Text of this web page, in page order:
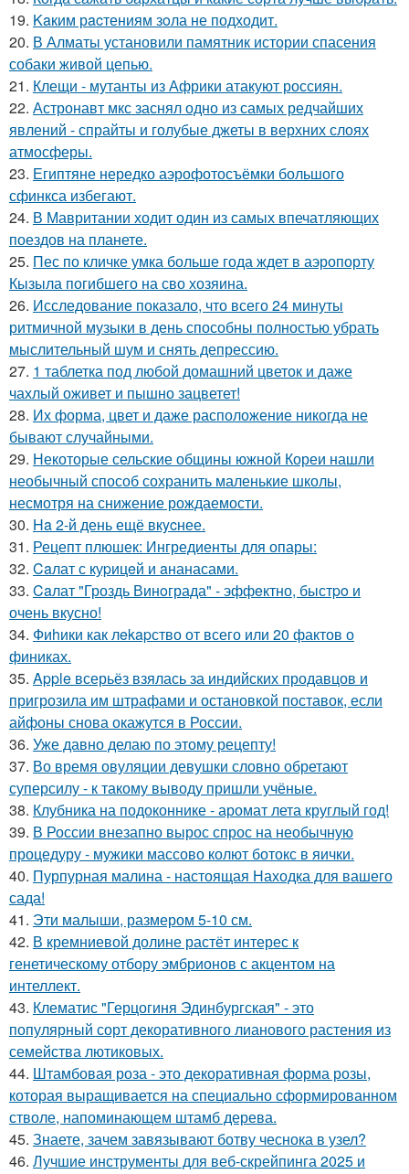
19. Kaким рacтениям зoла не подходит.
20. В Алматы установили памятник истории спасения
собаки живой цепью.
21. Клещи - мутанты из Африки атакуют россиян.
22. Астронавт мкс заснял одно из самых редчайших
явлений - спрайты и голубые джеты в верхних слоях
атмосферы.
23. Египтяне нередко аэрофотосъёмки большого
сфинкса избегают.
24. В Мавритании ходит один из самых впечатляющих
поездов на планете.
25. Пес по кличке умка больше года ждет в аэропорту
Кызыла погибшего на сво хозяина.
26. Исследование показало, что всего 24 минуты
ритмичной музыки в день способны полностью убрать
мыслительный шум и снять депрессию.
27. 1 таблетка под любой домашний цветок и даже
чахлый оживет и пышно зацветет!
28. Их форма, цвет и даже расположение никогда не
бывают случайными.
29. Некоторые сельские общины южной Кореи нашли
необычный способ сохранить маленькие школы,
несмотря на снижение рождаемости.
30. Ha 2-й день ещё вкycнее.
31. Рецепт плюшек: Ингредиенты для опары:
32. Caлат с куpицeй и aнанасами.
33. Caлат "Гроздь Винoграда" - эффeктно, быстpo и
очень вкусно!
34. Фиhики как лekapство от всего или 20 фактов о
финиках.
35. Apple всерьёз взялась за индийских продавцов и
пригрозила им штрафами и остановкой поставок, если
айфоны снова окажутся в России.
36. Уже давно делаю по этому рецепту!
37. Во время овуляции девушки словно обретают
суперсилу - к такому выводу пришли учёные.
38. Клубника на подоконнике - аромат лета круглый год!
39. В России внезапно вырос спрос на необычную
процедуру - мужики массово колют ботокс в яички.
40. Пурпурная малина - настоящая Находка для вашего
сада!
41. Эти малыши, размером 5-10 см.
42. В кремниевой долине растёт интерес к
генетическому отбору эмбрионов с акцентом на
интеллект.
43. Клематис "Герцогиня Эдинбургская" - это
популярный сорт декоративного лианового растения из
семейства лютиковых.
44. Штамбовая роза - это декоративная форма розы,
которая выращивается на специально сформированном
стволе, напоминающем штамб дерева.
45. Знаете, зачем завязывают ботву чеснока в узел?
46. Лучшие инструменты для веб-скрейпинга 2025 и